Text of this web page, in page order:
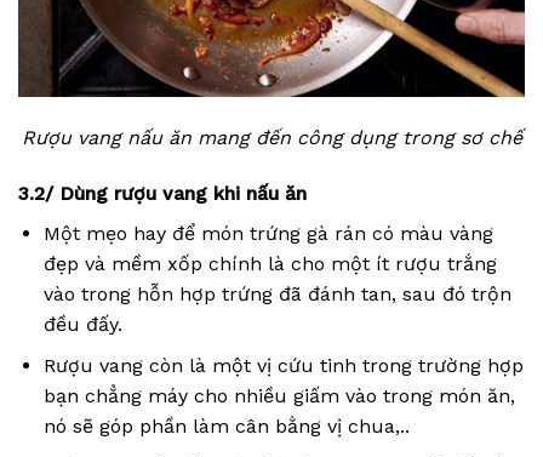
Rượu vang nấu ăn mang đến công dụng trong sơ chế
3.2/ Dùng rượu vang khi nấu ăn
Một mẹo hay để món trứng gà rán có màu vàng
đẹp và mềm xốp chính là cho một ít rượu trắng
vào trong hỗn hợp trứng đã đánh tan, sau đó trộn
đều đấy.
Rượu vang còn là một vị cứu tinh trong trường hợp
bạn chẳng máy cho nhiều giấm vào trong món ăn,
nó sẽ góp phần làm cân bằng vị chua,..